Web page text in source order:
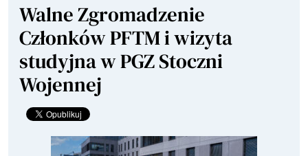
Walne Zgromadzenie
Członków PFTM i wizyta
studyjna w PGZ Stoczni
Wojennej